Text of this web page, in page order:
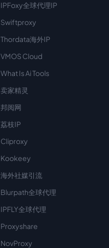
IPFoxy全球代理IP
Swiftproxy
Thordata海外IP
VMOS Cloud
What Is Ai Tools
卖家精灵
邦阅网
荔枝IP
Cliproxy
Kookeey
海外社媒引流
Blurpath全球代理
IPFLY全球代理
Proxyshare
NovProxy